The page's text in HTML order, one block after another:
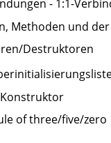
- 1:1-
Methoden und
Destruktoren
of three/five/zero